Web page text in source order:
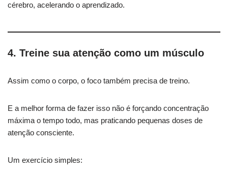
cérebro, acelerando o aprendizado.
4. Treine sua atenção como um músculo
Assim como o corpo, o foco também precisa de treino.
E a melhor forma de fazer isso não é forçando concentração
máxima o tempo todo, mas praticando pequenas doses de
atenção consciente.
Um exercício simples: